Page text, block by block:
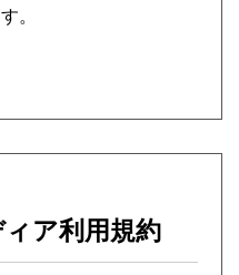
。
ア利用規約